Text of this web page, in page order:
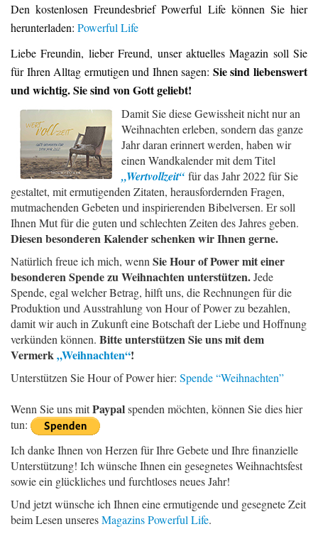
Den kostenlosen Freundesbrief Powerful Life können Sie hier
herunterladen: Powerful Life
Liebe Freundin, lieber Freund, unser aktuelles Magazin soll Sie
für Ihren Alltag ermutigen und Ihnen sagen: Sie sind liebenswert
und wichtig. Sie sind von Gott geliebt!
Damit Sie diese Gewissheit nicht nur an
Weihnachten erleben, sondern das ganze
Jahr daran erinnert werden, haben wir
einen Wandkalender mit dem Titel
„Wertvollzeit“ für das Jahr 2022 für Sie
gestaltet, mit ermutigenden Zitaten, herausfordernden Fragen,
mutmachenden Gebeten und inspirierenden Bibelversen. Er soll
Ihnen Mut für die guten und schlechten Zeiten des Jahres geben.
Diesen besonderen Kalender schenken wir Ihnen gerne.
Natürlich freue ich mich, wenn Sie Hour of Power mit einer
besonderen Spende zu Weihnachten unterstützen.Jede
Spende, egal welcher Betrag, hilft uns, die Rechnungen für die
Produktion und Ausstrahlung von Hour of Power zu bezahlen,
damit wir auch in Zukunft eine Botschaft der Liebe und Hoffnung
verkünden können. Bitte unterstützen Sie uns mit dem
Vermerk„Weihnachten“!
Unterstützen Sie Hour of Power hier: Spende “Weihnachten”
Wenn Sie uns mitPaypalspenden möchten, können Sie dies hier
tun:
Ich danke Ihnen von Herzen für Ihre Gebete und Ihre finanzielle
Unterstützung! Ich wünsche Ihnen ein gesegnetes Weihnachtsfest
sowie ein glückliches und furchtloses neues Jahr!
Und jetzt wünsche ich Ihnen eine ermutigende und gesegnete Zeit
beim Lesen unseresMagazins Powerful Life.